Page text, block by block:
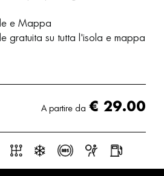
e Mappa
gratuita su tutta l'isola e mappa
A partire da € 29.00